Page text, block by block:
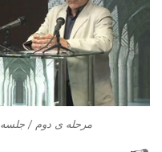
مرحله ی دوم / جلسه ۱۹ اتاق کودک کلبه ی کرامت